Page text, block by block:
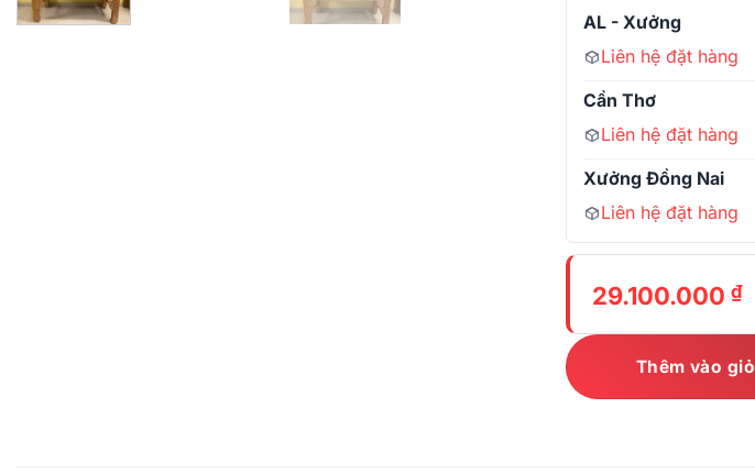
AL - Xưởng
Liên hệ đặt hàng
Cần Thơ
Liên hệ đặt hàng
Xưởng Đồng Nai
Liên hệ đặt hàng
29.100.000 ₫
Thêm vào giỏ